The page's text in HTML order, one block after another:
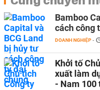
Bamboo
cách công
DOANH NGHIỆP -
Khởi tố
xuất làm
- Nam 100